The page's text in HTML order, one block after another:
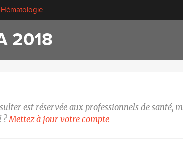
2018
est réservée aux professionnels de santé,
?Mettez à jour votre compte